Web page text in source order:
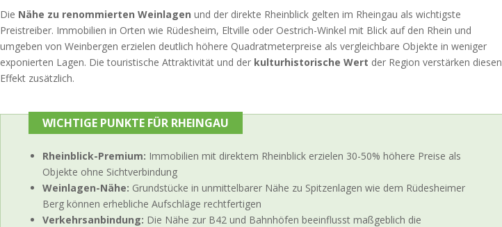
Die Nähe zu renommierten Weinlagen und der direkte Rheinblick gelten im Rheingau als wichtigste
Preistreiber. Immobilien in Orten wie Rüdesheim, Eltville oder Oestrich-Winkel mit Blick auf den Rhein und
umgeben von Weinbergen erzielen deutlich höhere Quadratmeterpreise als vergleichbare Objekte in weniger
exponierten Lagen. Die touristische Attraktivität und der kulturhistorische Wert der Region verstärken diesen
Effekt zusätzlich.
WICHTIGE PUNKTE FÜR RHEINGAU
Rheinblick-Premium: Immobilien mit direktem Rheinblick erzielen 30-50% höhere Preise als
Objekte ohne Sichtverbindung
Weinlagen-Nähe: Grundstücke in unmittelbarer Nähe zu Spitzenlagen wie dem Rüdesheimer
Berg können erhebliche Aufschläge rechtfertigen
Verkehrsanbindung: Die Nähe zur B42 und Bahnhöfen beeinflusst maßgeblich die